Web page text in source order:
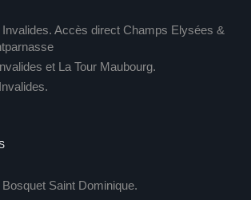
Invalides. Accès direct Champs Elysées &
et La Tour Maubourg.
Bosquet Saint Dominique.